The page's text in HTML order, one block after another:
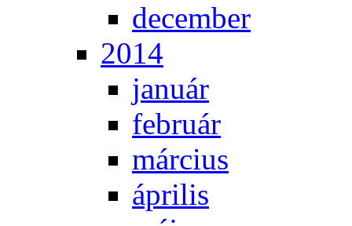
de­cem­ber
2014
ja­nu­ár
feb­ru­ár
már­ci­us
áp­ri­lis